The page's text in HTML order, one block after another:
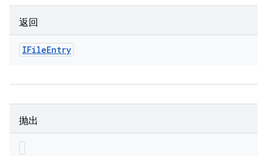
返回
IFileEntry
抛出